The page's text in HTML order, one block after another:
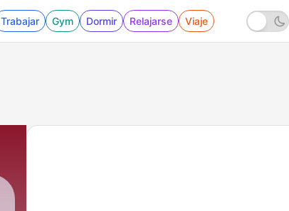
Trabajar Gym Dormir Relajarse Viaje